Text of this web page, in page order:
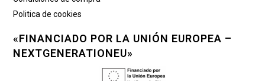
Politica de cookies
«FINANCIADO POR LA UNIÓN EUROPEA –
NEXTGENERATIONEU»